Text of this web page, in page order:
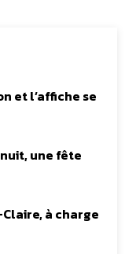
et l’affiche se
une fête
Claire, à charge